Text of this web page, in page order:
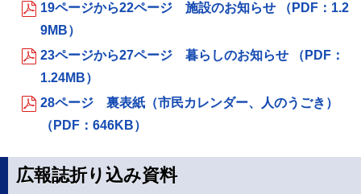
19ページから22ページ 施設のお知らせ （PDF：1.2
9MB）
23ページから27ページ 暮らしのお知らせ （PDF：
1.24MB）
28ページ 裏表紙（市民カレンダー、人のうごき）
（PDF：646KB）
広報誌折り込み資料